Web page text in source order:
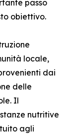
passo
obiettivo.
locale,
dai
delle
Il
nutritive
agli